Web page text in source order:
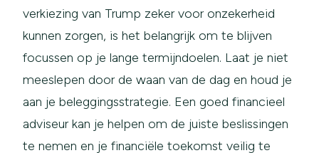
verkiezing van Trump zeker voor onzekerheid
kunnen zorgen, is het belangrijk om te blijven
focussen op je lange termijndoelen. Laat je niet
meeslepen door de waan van de dag en houd je
aan je beleggingsstrategie. Een goed financieel
adviseur kan je helpen om de juiste beslissingen
te nemen en je financiële toekomst veilig te